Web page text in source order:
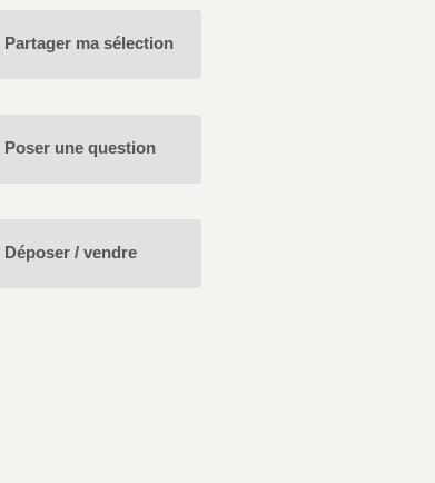
Partager ma sélection
Poser une question
Déposer / vendre